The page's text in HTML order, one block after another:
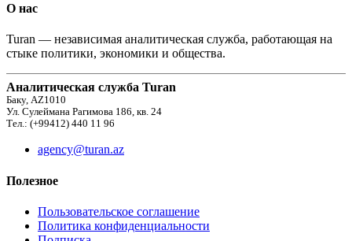
О нас
Turan — независимая аналитическая служба, работающая на
стыке политики, экономики и общества.
Аналитическая служба Turan
Баку, AZ1010
Ул. Сулеймана Рагимова 186, кв. 24
Тел.: (+99412) 440 11 96
agency@turan.az
Полезное
Пользовательское соглашение
Политика конфиденциальности